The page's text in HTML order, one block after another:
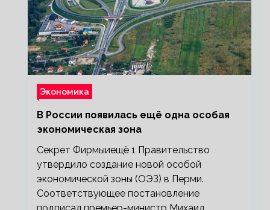
Экономика
В России появилась ещё одна особая
экономическая зона
Секрет Фирмыиещё 1 Правительство
утвердило создание новой особой
экономической зоны (ОЭЗ) в Перми.
Соответствующее постановление